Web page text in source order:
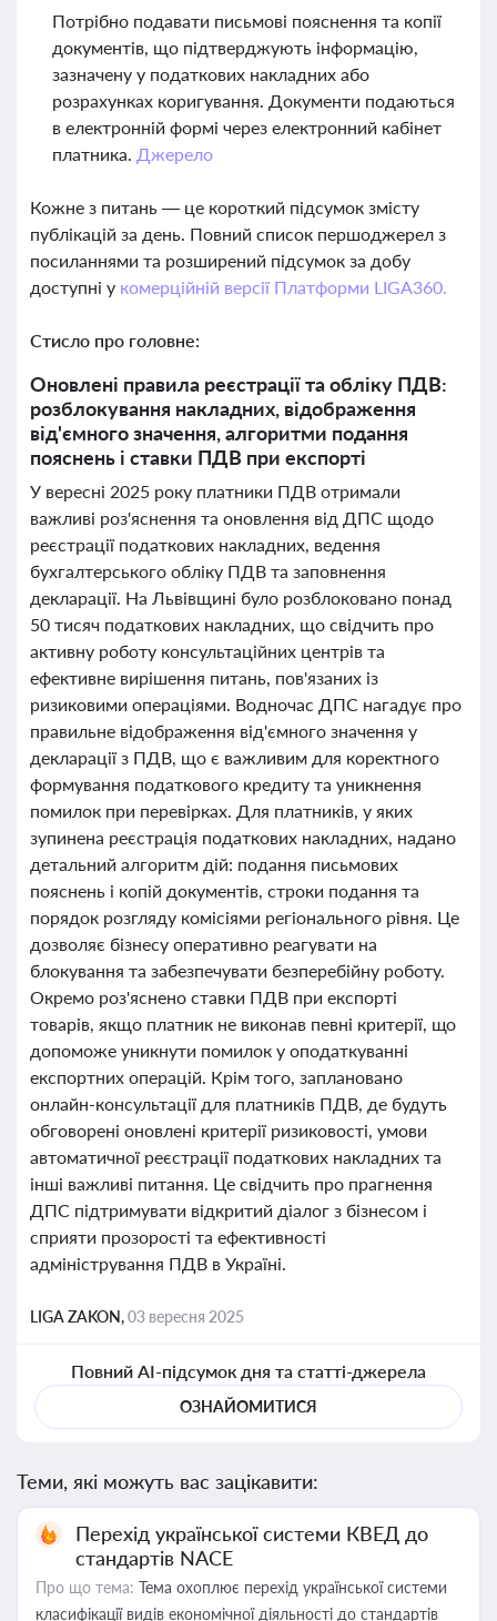
Потрібно подавати письмові пояснення та копії
документів, що підтверджують інформацію,
зазначену у податкових накладних або
розрахунках коригування. Документи подаються
в електронній формі через електронний кабінет
платника. Джерело
Кожне з питань — це короткий підсумок змісту
публікацій за день. Повний список першоджерел з
посиланнями та розширений підсумок за добу
доступні у комерційній версії Платформи LIGA360.
Стисло про головне:
Оновлені правила реєстрації та обліку ПДВ:
розблокування накладних, відображення
від'ємного значення, алгоритми подання
пояснень і ставки ПДВ при експорті
У вересні 2025 року платники ПДВ отримали
важливі роз'яснення та оновлення від ДПС щодо
реєстрації податкових накладних, ведення
бухгалтерського обліку ПДВ та заповнення
декларації. На Львівщині було розблоковано понад
50 тисяч податкових накладних, що свідчить про
активну роботу консультаційних центрів та
ефективне вирішення питань, пов'язаних із
ризиковими операціями. Водночас ДПС нагадує про
правильне відображення від'ємного значення у
декларації з ПДВ, що є важливим для коректного
формування податкового кредиту та уникнення
помилок при перевірках. Для платників, у яких
зупинена реєстрація податкових накладних, надано
детальний алгоритм дій: подання письмових
пояснень і копій документів, строки подання та
порядок розгляду комісіями регіонального рівня. Це
дозволяє бізнесу оперативно реагувати на
блокування та забезпечувати безперебійну роботу.
Окремо роз'яснено ставки ПДВ при експорті
товарів, якщо платник не виконав певні критерії, що
допоможе уникнути помилок у оподаткуванні
експортних операцій. Крім того, заплановано
онлайн-консультації для платників ПДВ, де будуть
обговорені оновлені критерії ризиковості, умови
автоматичної реєстрації податкових накладних та
інші важливі питання. Це свідчить про прагнення
ДПС підтримувати відкритий діалог з бізнесом і
сприяти прозорості та ефективності
адміністрування ПДВ в Україні.
LIGA ZAKON,03 вересня 2025
Повний AI-підсумок дня та статті-джерела
ОЗНАЙОМИТИСЯ
Теми, які можуть вас зацікавити:
Перехід української системи КВЕД до
стандартів NACE
Про що тема: Тема охоплює перехід української системи
класифікації видів економічної діяльності до стандартів